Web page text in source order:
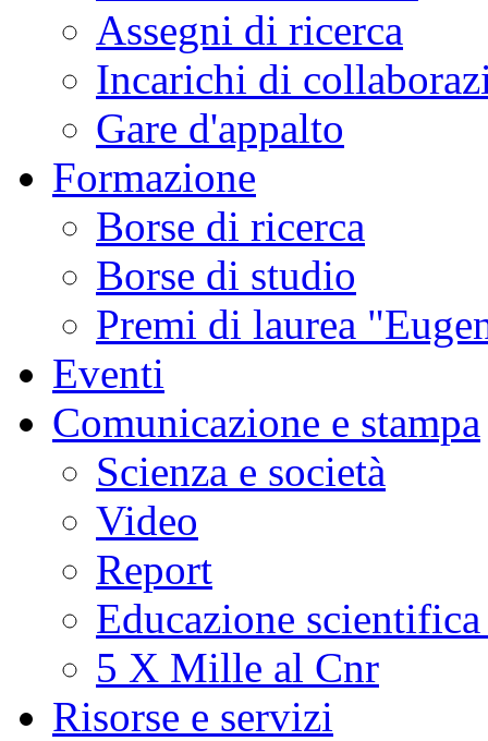
Assegni di ricerca
Incarichi di
Gare d'appalto
Formazione
Borse di ricerca
Borse di studio
Premi di laurea
Eventi
Comunicazione e stampa
Scienza e società
Video
Report
Educazione
5 X Mille al Cnr
Risorse e servizi